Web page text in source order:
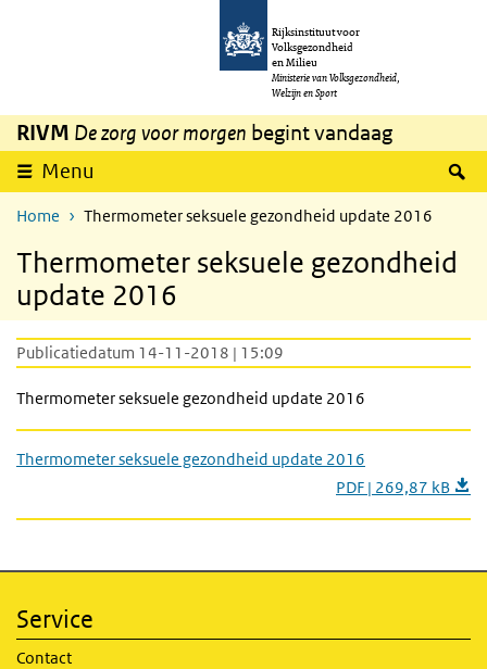
Overslaan en naar de inhoud gaan
Rijksinstituut voor
Volksgezondheid
en Milieu
Ministerie van Volksgezondheid,
Welzijn en Sport
RIVM De zorg voor morgen begint vandaag
Menu
Home Thermometer seksuele gezondheid update 2016
Thermometer seksuele gezondheid
update 2016
Publicatiedatum 14-11-2018 | 15:09
Thermometer seksuele gezondheid update 2016
Thermometer seksuele gezondheid update 2016
PDF | 269,87 kB
Service
Contact